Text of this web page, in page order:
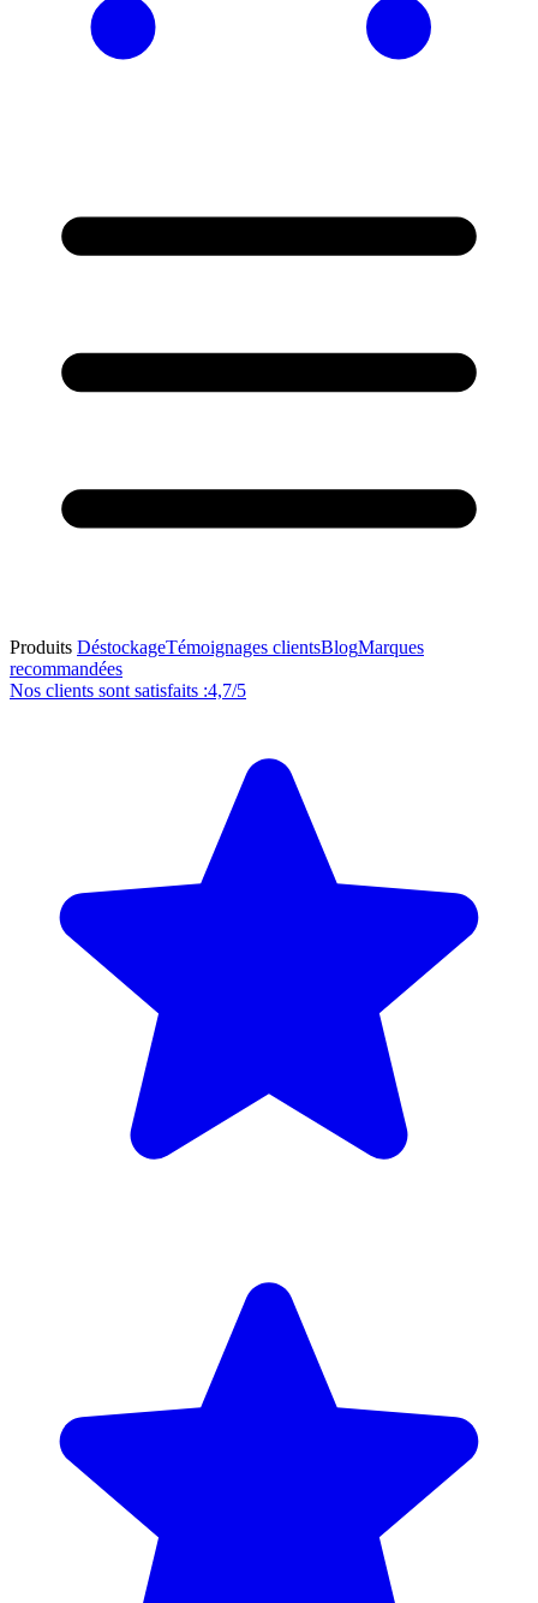
Produits DéstockageTémoignages clientsBlogMarques
recommandées
Nos clients sont satisfaits :4,7/5